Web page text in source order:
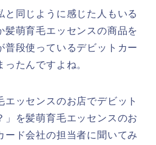
と同じように感じた人もいる
髪萌育毛エッセンスの商品を
普段使っているデビットカー
ったんですよね。
ッセンスのお店でデビット
」を髪萌育毛エッセンスのお
ード会社の担当者に聞いてみ